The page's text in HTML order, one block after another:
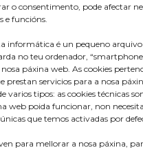
o consentimento, pode afectar
e funcións.
informática é un pequeno arquivo
no teu ordenador,
páxina web. As cookies
prestan servicios para a nosa
varios tipos: as cookies técnicas
web poida funcionar, non
que temos activadas por
para mellorar a nosa páxina,